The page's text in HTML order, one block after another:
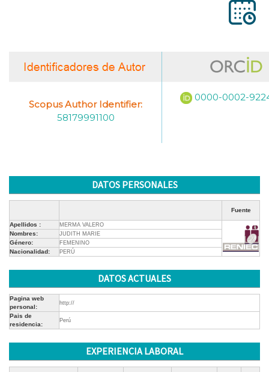
Scopus Author Identifier:
58179991100
0000-0002-
DATOS PERSONALES
Fuente
Apellidos : MERMA VALERO
Nombres: JUDITH MARIE
Género: FEMENINO
Nacionalidad: PERÚ
DATOS ACTUALES
Pagina web
personal:
http://
Pais de
residencia:
Perú
EXPERIENCIA LABORAL